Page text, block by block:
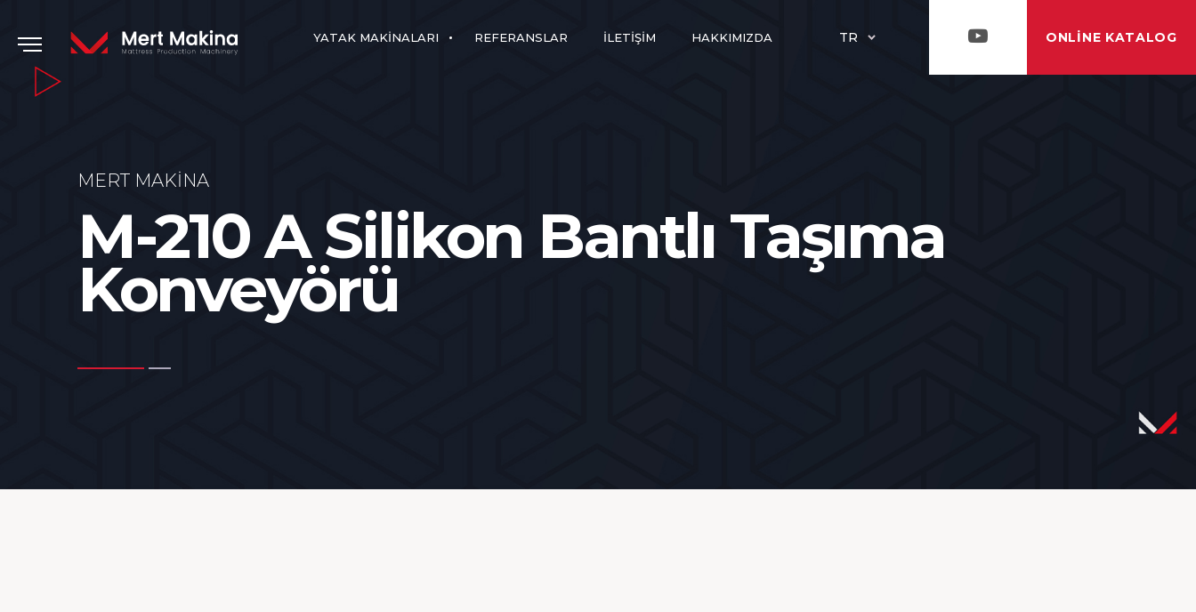
YATAK MAKINALARI REFERANSLAR İLETIŞIM HAKKIMIZDA TR ONLINE KATALOG
MERT MAKINA
M-210 A Silikon Bantlı Taşıma
Konveyörü